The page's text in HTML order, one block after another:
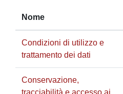
Nome
Condizioni di utilizzo e
trattamento dei dati
Conservazione,
tracciabilità e accesso ai